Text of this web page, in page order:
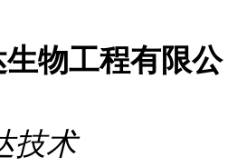
物工程有限公
技术